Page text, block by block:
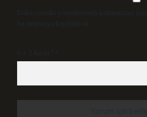
Daha sonraki yorumlarımda kullanılması
bu tarayıcıya kaydedilsin.
6 + 2 kaçtır?